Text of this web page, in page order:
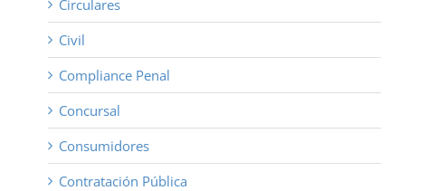
Circulares
Civil
Compliance Penal
Concursal
Consumidores
Contratación Pública